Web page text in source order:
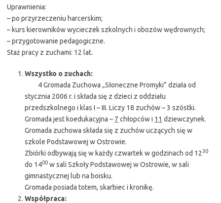
Uprawnienia:
– po przyrzeczeniu harcerskim;
– kurs kierowników wycieczek szkolnych i obozów wędrownych;
– przygotowanie pedagogiczne.
Staż pracy z zuchami: 12 lat.
Wszystko o zuchach:
4 Gromada Zuchowa „Słoneczne Promyki” działa od
stycznia 2006 r. i składa się z dzieci z oddziału
przedszkolnego i klas I – III. Liczy 18 zuchów – 3 szóstki.
Gromada jest koedukacyjna – 7 chłopców i 11 dziewczynek.
Gromada zuchowa składa się z zuchów uczących się w
szkole Podstawowej w Ostrowie.
Zbiórki odbywają się w każdy czwartek w godzinach od 1230
do 1400 w sali Szkoły Podstawowej w Ostrowie, w sali
gimnastycznej lub na boisku.
Gromada posiada totem, skarbiec i kronikę.
Współpraca: